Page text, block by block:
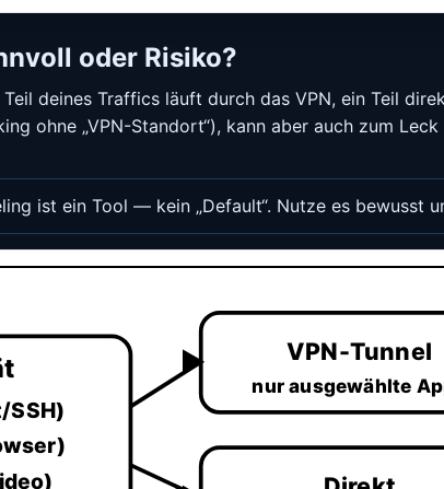
oder Risiko?
deines Traffics läuft durch das VPN, ein Teil
ohne „VPN-Standort“), kann aber auch zum
ist ein Tool — kein „Default“. Nutze es bewusst
SSH)
VPN-Tunnel
nur ausgewählte